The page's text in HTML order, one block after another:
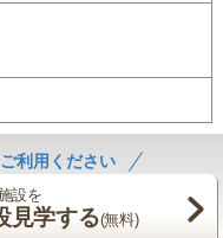
利用ください
設を
見学する(無料)